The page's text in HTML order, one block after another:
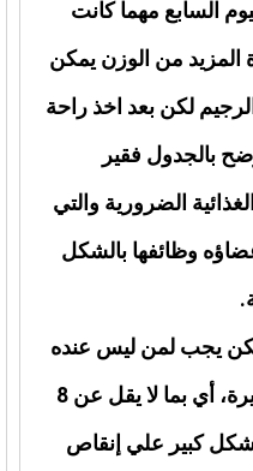
السابع مهما كانت
المزيد من الوزن يمكن
لكن بعد اخذ راحة
بالجدول فقير
الضرورية والتي
وظائفها بالشكل
لكن يجب لمن ليس عنده
علم بأن تناول الماء بكميات كبيرة، أي بما لا يقل عن 8
كبير علي إنقاص